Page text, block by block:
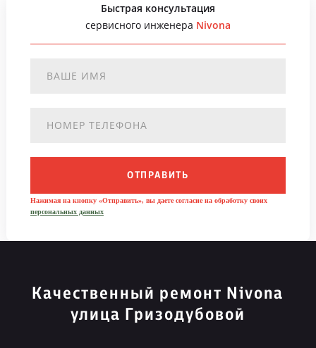
Быстрая консультация
сервисного инженера Nivona
ОТПРАВИТЬ
Нажимая на кнопку «Отправить», вы даете согласие на обработку своих
персональных данных
Качественный ремонт Nivona
улица Гризодубовой